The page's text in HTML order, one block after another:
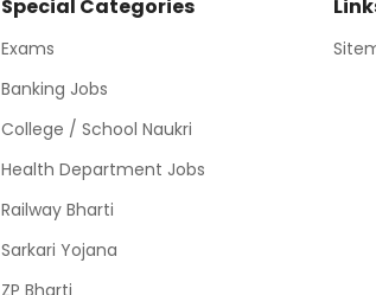
Special Categories
Exams
Banking Jobs
College / School Naukri
Health Department Jobs
Railway Bharti
Sarkari Yojana
ZP Bharti